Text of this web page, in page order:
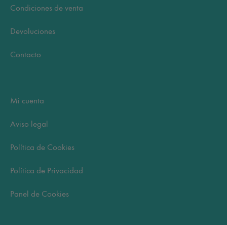
Condiciones de venta
Devoluciones
Contacto
Mi cuenta
Aviso legal
Política de Cookies
Política de Privacidad
Panel de Cookies